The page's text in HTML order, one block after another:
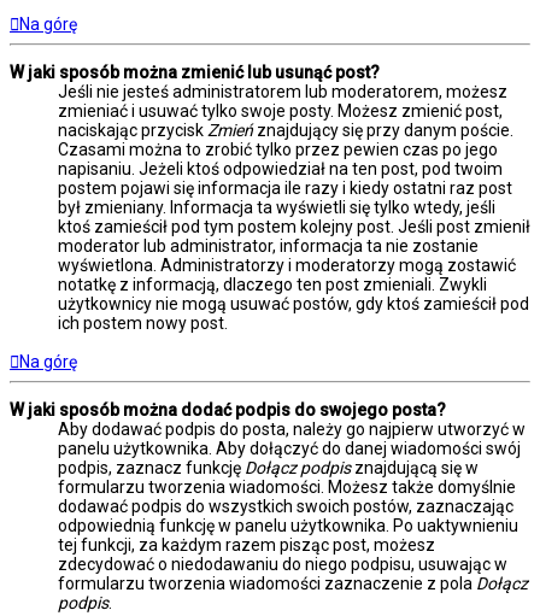
Na górę
W jaki sposób można zmienić lub usunąć post?
Jeśli nie jesteś administratorem lub moderatorem, możesz
zmieniać i usuwać tylko swoje posty. Możesz zmienić post,
naciskając przyciskZmieńznajdujący się przy danym poście.
Czasami można to zrobić tylko przez pewien czas po jego
napisaniu. Jeżeli ktoś odpowiedział na ten post, pod twoim
postem pojawi się informacja ile razy i kiedy ostatni raz post
był zmieniany. Informacja ta wyświetli się tylko wtedy, jeśli
ktoś zamieścił pod tym postem kolejny post. Jeśli post zmienił
moderator lub administrator, informacja ta nie zostanie
wyświetlona. Administratorzy i moderatorzy mogą zostawić
notatkę z informacją, dlaczego ten post zmieniali. Zwykli
użytkownicy nie mogą usuwać postów, gdy ktoś zamieścił pod
ich postem nowy post.
Na górę
W jaki sposób można dodać podpis do swojego posta?
Aby dodawać podpis do posta, należy go najpierw utworzyć w
panelu użytkownika. Aby dołączyć do danej wiadomości swój
podpis, zaznacz funkcję Dołącz podpisznajdującą się w
formularzu tworzenia wiadomości. Możesz także domyślnie
dodawać podpis do wszystkich swoich postów, zaznaczając
odpowiednią funkcję w panelu użytkownika. Po uaktywnieniu
tej funkcji, za każdym razem pisząc post, możesz
zdecydować o niedodawaniu do niego podpisu, usuwając w
formularzu tworzenia wiadomości zaznaczenie z pola Dołącz
podpis.